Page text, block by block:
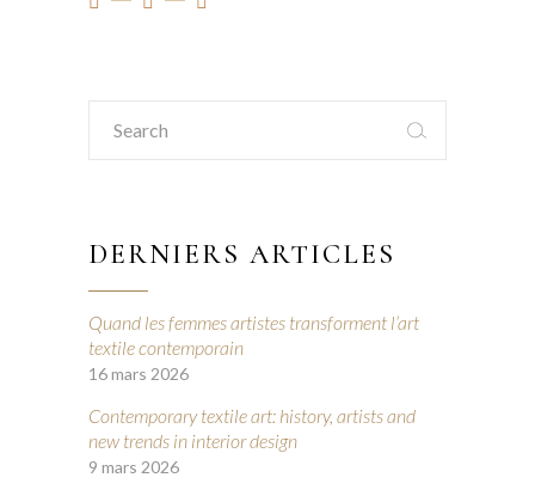
Search
for:
DERNIERS ARTICLES
Quand les femmes artistes transforment l’art
textile contemporain
16 mars 2026
Contemporary textile art: history, artists and
new trends in interior design
9 mars 2026